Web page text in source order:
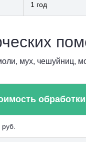
1 год
мух, чешуйниц,
обработки